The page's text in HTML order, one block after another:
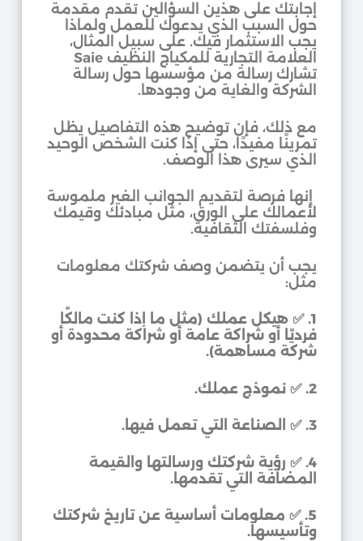
إجابتك على هذين السؤالين تقدم مقدمة
حول السبب الذي يدعوك للعمل ولماذا
يجب الاستثمار فيك. على سبيل المثال،
العلامة التجارية للمكياج النظيف Saie
تشارك رسالة من مؤسسها حول رسالة
الشركة والغاية من وجودها.
مع ذلك، فإن توضيح هذه التفاصيل يظل
تمرينًا مفيدًا، حتى إذا كنت الشخص الوحيد
الذي سيرى هذا الوصف.
إنها فرصة لتقديم الجوانب الغير ملموسة
لأعمالك على الورق، مثل مبادئك وقيمك
وفلسفتك الثقافية.
يجب أن يتضمن وصف شركتك معلومات
مثل:
1.
✅ هيكل عملك (مثل ما إذا كنت مالكًا
فرديًا أو شراكة عامة أو شراكة محدودة أو
شركة مساهمة).
2.
✅ نموذج عملك.
3.
✅ الصناعة التي تعمل فيها.
4.
✅ رؤية شركتك ورسالتها والقيمة
المضافة التي تقدمها.
5.
✅ معلومات أساسية عن تاريخ شركتك
وتأسيسها.